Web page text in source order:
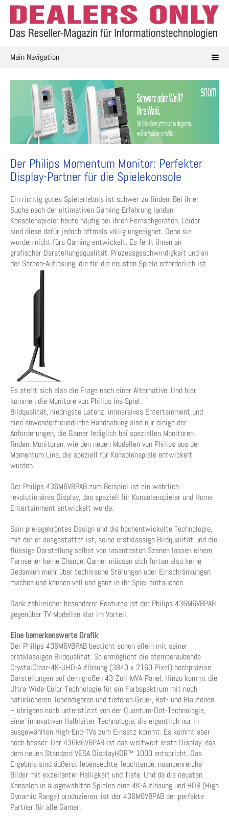
Skip
content
Main Navigation
Der Philips Momentum Monitor: Perfekter
Display-Partner für die Spielekonsole
Ein richtig gutes Spielerlebnis ist schwer zu finden. Bei ihrer
Suche nach der ultimativen Gaming-Erfahrung landen
Konsolenspieler heute häufig bei ihren Fernsehgeräten. Leider
sind diese dafür jedoch oftmals völlig ungeeignet. Denn sie
wurden nicht fürs Gaming entwickelt. Es fehlt ihnen an
grafischer Darstellungsqualität, Prozessgeschwindigkeit und an
der Screen-Auflösung, die für die neusten Spiele erforderlich ist.
Es stellt sich also die Frage nach einer Alternative. Und hier
kommen die Monitore von Philips ins Spiel.
Bildqualität, niedrigste Latenz, immersives Entertainment und
eine anwenderfreundliche Handhabung sind nur einige der
Anforderungen, die Gamer lediglich bei speziellen Monitoren
finden. Monitoren, wie den neuen Modellen von Philips aus der
Momentum Line, die speziell für Konsolenspiele entwickelt
wurden.
Der Philips 436M6VBPAB zum Beispiel ist ein wahrlich
revolutionäres Display, das speziell für Konsolenspieler und Home
Entertainment entwickelt wurde.
Sein preisgekröntes Design und die hochentwickelte Technologie,
mit der er ausgestattet ist, seine erstklassige Bildqualität und die
flüssige Darstellung selbst von rasantesten Szenen lassen einem
Fernseher keine Chance. Gamer müssen sich fortan also keine
Gedanken mehr über technische Störungen oder Einschränkungen
machen und können voll und ganz in ihr Spiel eintauchen.
Dank zahlreicher besonderer Features ist der Philips 436M6VBPAB
gegenüber TV-Modellen klar im Vorteil.
Eine bemerkenswerte Grafik
Der Philips 436M6VBPAB besticht schon allein mit seiner
erstklassigen Bildqualität. So ermöglicht die atemberaubende
CrystalClear-4K-UHD-Auflösung (3840 x 2160 Pixel) hochpräzise
Darstellungen auf dem großen 43-Zoll-MVA-Panel. Hinzu kommt die
Ultra-Wide-Color-Technologie für ein Farbspektrum mit noch
natürlicheren, lebendigeren und tieferen Grün-, Rot- und Blautönen
– übrigens noch unterstützt von der Quantum-Dot-Technologie,
einer innovativen Halbleiter-Technologie, die eigentlich nur in
ausgewählten High-End-TVs zum Einsatz kommt. Es kommt aber
noch besser: Der 436M6VBPAB ist das weltweit erste Display, das
dem neuen Standard VESA DisplayHDR™ 1000 entspricht. Das
Ergebnis sind äußerst lebensechte, leuchtende, nuancenreiche
Bilder mit exzellenter Helligkeit und Tiefe. Und da die neusten
Konsolen in ausgewählten Spielen eine 4K-Auflösung und HDR (High
Dynamic Range) produzieren, ist der 436M6VBPAB der perfekte
Partner für alle Gamer.